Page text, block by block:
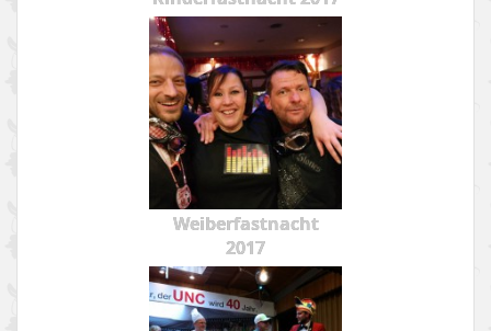
Weiberfastnacht
2017